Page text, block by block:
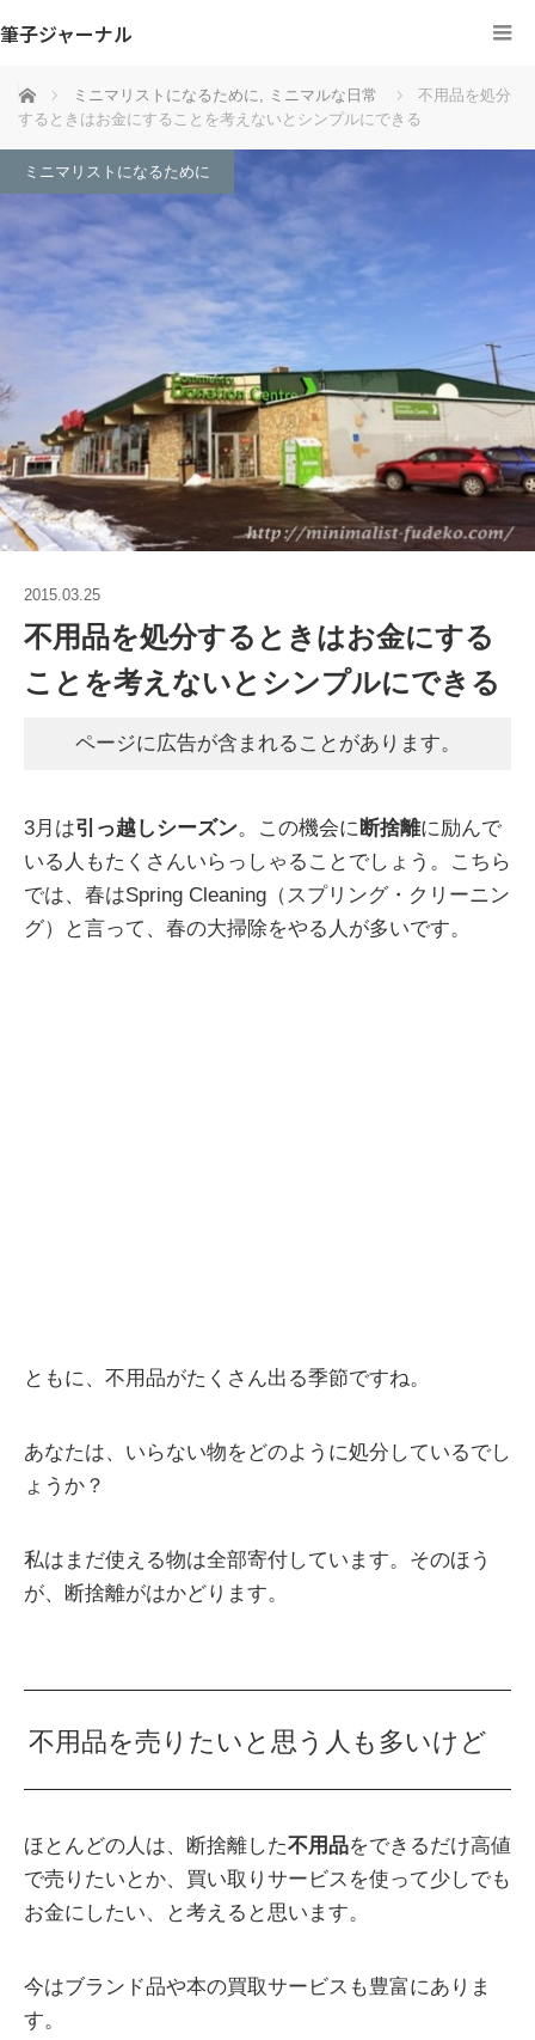
筆子ジャーナル
ホーム ミニマリストになるために, ミニマルな日常
不用品を処分
するときはお金にすることを考えないとシンプルにできる
ミニマリストになるために
2015.03.25
不用品を処分するときはお金にする
ことを考えないとシンプルにできる
ページに広告が含まれることがあります。
3月は引っ越しシーズン。この機会に断捨離に励んで
いる人もたくさんいらっしゃることでしょう。こちら
では、春はSpring Cleaning（スプリング・クリーニン
グ）と言って、春の大掃除をやる人が多いです。
ともに、不用品がたくさん出る季節ですね。
あなたは、いらない物をどのように処分しているでし
ょうか？
私はまだ使える物は全部寄付しています。そのほう
が、断捨離がはかどります。
不用品を売りたいと思う人も多いけど
ほとんどの人は、断捨離した不用品をできるだけ高値
で売りたいとか、買い取りサービスを使って少しでも
お金にしたい、と考えると思います。
今はブランド品や本の買取サービスも豊富にありま
す。